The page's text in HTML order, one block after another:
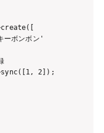
ボンボン'
2]);